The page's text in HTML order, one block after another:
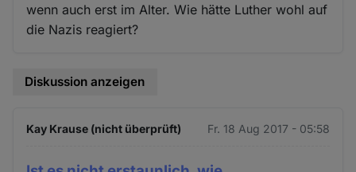
wenn auch erst im Alter. Wie hätte Luther wohl auf
die Nazis reagiert?
Diskussion anzeigen
Kay Krause (nicht überprüft) Fr. 18 Aug 2017 - 05:58